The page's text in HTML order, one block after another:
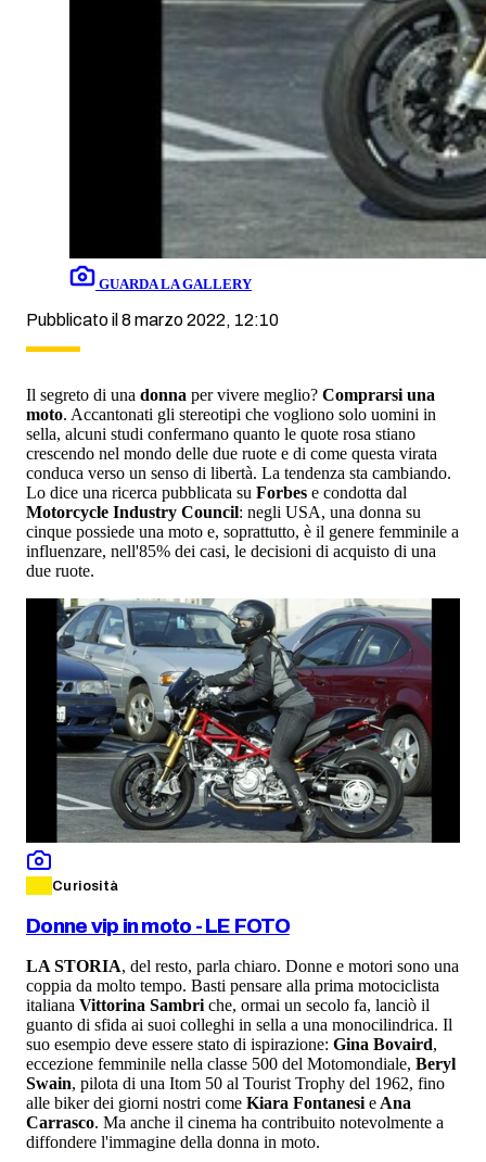
GUARDA LA GALLERY
Pubblicato il 8 marzo 2022, 12:10
Il segreto di una donna per vivere meglio? Comprarsi una
moto. Accantonati gli stereotipi che vogliono solo uomini in
sella, alcuni studi confermano quanto le quote rosa stiano
crescendo nel mondo delle due ruote e di come questa virata
conduca verso un senso di libertà. La tendenza sta cambiando.
Lo dice una ricerca pubblicata su Forbes e condotta dal
Motorcycle Industry Council: negli USA, una donna su
cinque possiede una moto e, soprattutto, è il genere femminile a
influenzare, nell'85% dei casi, le decisioni di acquisto di una
due ruote.
Curiosità
Donne vip in moto - LE FOTO
LA STORIA, del resto, parla chiaro. Donne e motori sono una
coppia da molto tempo. Basti pensare alla prima motociclista
italiana Vittorina Sambriche, ormai un secolo fa, lanciò il
guanto di sfida ai suoi colleghi in sella a una monocilindrica. Il
suo esempio deve essere stato di ispirazione: Gina Bovaird,
eccezione femminile nella classe 500 del Motomondiale, Beryl
Swain, pilota di una Itom 50 al Tourist Trophy del 1962, fino
alle biker dei giorni nostri come Kiara FontanesieAna
Carrasco. Ma anche il cinema ha contribuito notevolmente a
diffondere l'immagine della donna in moto.